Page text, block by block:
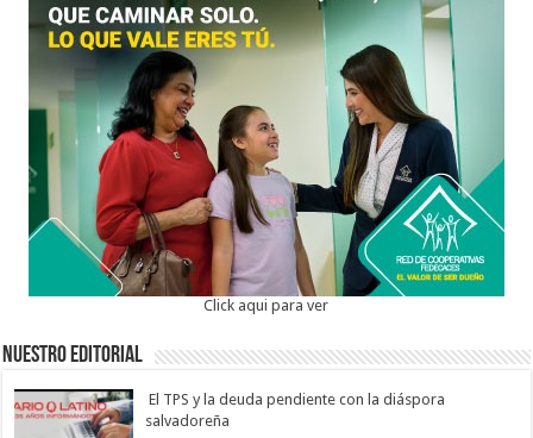
Click aqui para ver
Nuestro Editorial
El TPS y la deuda pendiente con la diáspora
salvadoreña